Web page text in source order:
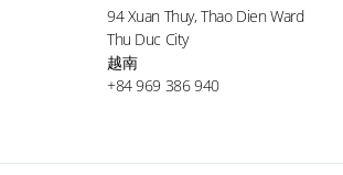
94 Xuan Thuy, Thao Dien Ward
Thu Duc City
越南
+84 969 386 940